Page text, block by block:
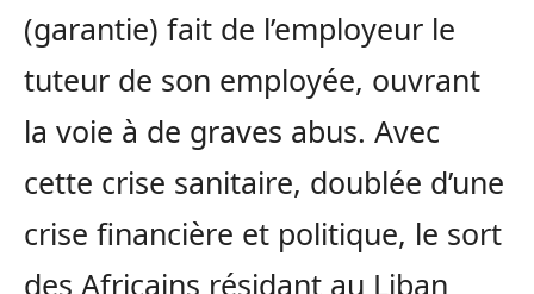
(garantie) fait de l’employeur le
tuteur de son employée, ouvrant
la voie à de graves abus. Avec
cette crise sanitaire, doublée d’une
crise financière et politique, le sort
des Africains résidant au Liban